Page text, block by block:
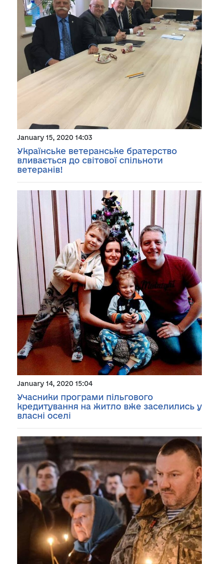
January 15, 2020 14:03
Українське ветеранське братерство
вливається до світової спільноти
ветеранів!
January 14, 2020 15:04
Учасники програми пільгового
кредитування на житло вже заселились у
власні оселі